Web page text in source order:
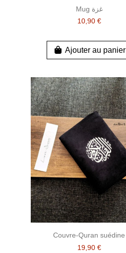
Mug غزة
10,90 €
Ajouter au panier
Couvre-Quran suédine
19,90 €